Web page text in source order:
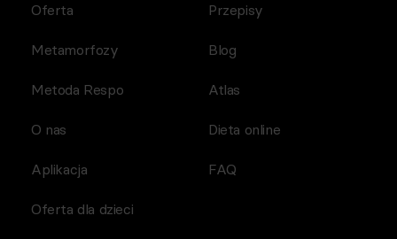
Oferta
Metamorfozy
Metoda Respo
O nas
Aplikacja
Przepisy
Blog
Atlas
Dieta online
FAQ
Oferta dla dzieci